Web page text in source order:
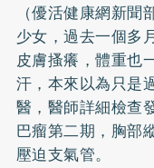
（優活健康網新
少女，過去一個多
皮膚搔癢，體重也
汗，本來以為只是
醫，醫師詳細檢查
巴瘤第二期，胸部
壓迫支氣管。